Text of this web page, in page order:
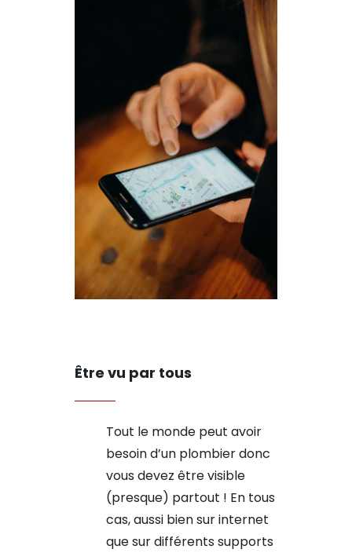
Être vu par tous
Tout le monde peut avoir
besoin d’un plombier donc
vous devez être visible
(presque) partout ! En tous
cas, aussi bien sur internet
que sur différents supports